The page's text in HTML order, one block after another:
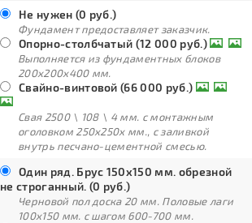
Не нужен (0 руб.)
Фундамент предоставляет заказчик.
Опорно-столбчатый (12 000 руб.)
Выполняется из фундаментных блоков
200х200х400 мм.
Свайно-винтовой (66 000 руб.)
Свая 2500 \ 108 \ 4 мм. с монтажным
оголовком 250х250х мм., с заливкой
внутрь песчано-цементной смесью.
Один ряд. Брус 150х150 мм. обрезной
не строганный. (0 руб.)
Черновой пол доска 20 мм. Половые лаги
100х150 мм. с шагом 600-700 мм.